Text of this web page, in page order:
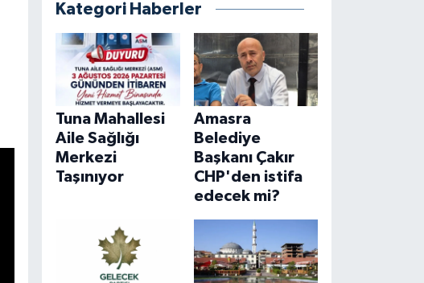
Kategori Haberler
Tuna Mahallesi
Aile Sağlığı
Merkezi
Taşınıyor
Amasra
Belediye
Başkanı Çakır
CHP'den istifa
edecek mi?